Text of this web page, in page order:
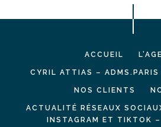
ACCUEIL
CYRIL ATTIAS – ADMS.PARIS
NOS CLIENTS
ACTUALITÉ RÉSEAUX
INSTAGRAM ET TIKTOK